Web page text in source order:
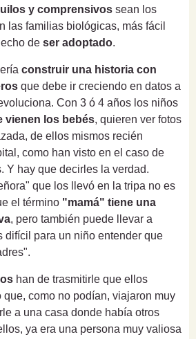
y comprensivos sean los
las familias biológicas, más fácil
de ser adoptado.
construir una historia con
que debe ir creciendo en datos a
Con 3 ó 4 años los niños
vienen los bebés, quieren ver fotos
de ellos mismos recién
como han visto en el caso de
Y hay que decirles la verdad.
que los llevó en la tripa no es
el término "mamá" tiene una
, pero también puede llevar a
difícil para un niño entender que
han de trasmitirle que ellos
como no podían, viajaron muy
a una casa donde había otros
ya era una persona muy valiosa